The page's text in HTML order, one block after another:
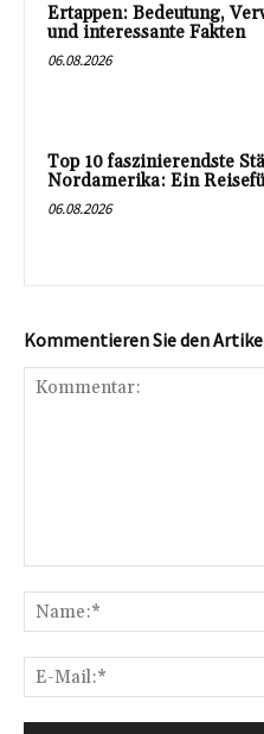
Ertappen: Bedeutung,
und interessante Fakten
06.08.2026
Top 10 faszinierendste
Nordamerika: Ein
06.08.2026
Kommentieren Sie den